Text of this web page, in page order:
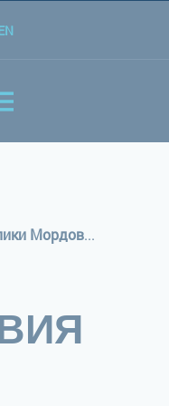
Сегодня на базе ГБУЗ Республики Мордовия МРЦКБ прошло рабочее совещание анестезиологов-реаниматологов республики Мордовия